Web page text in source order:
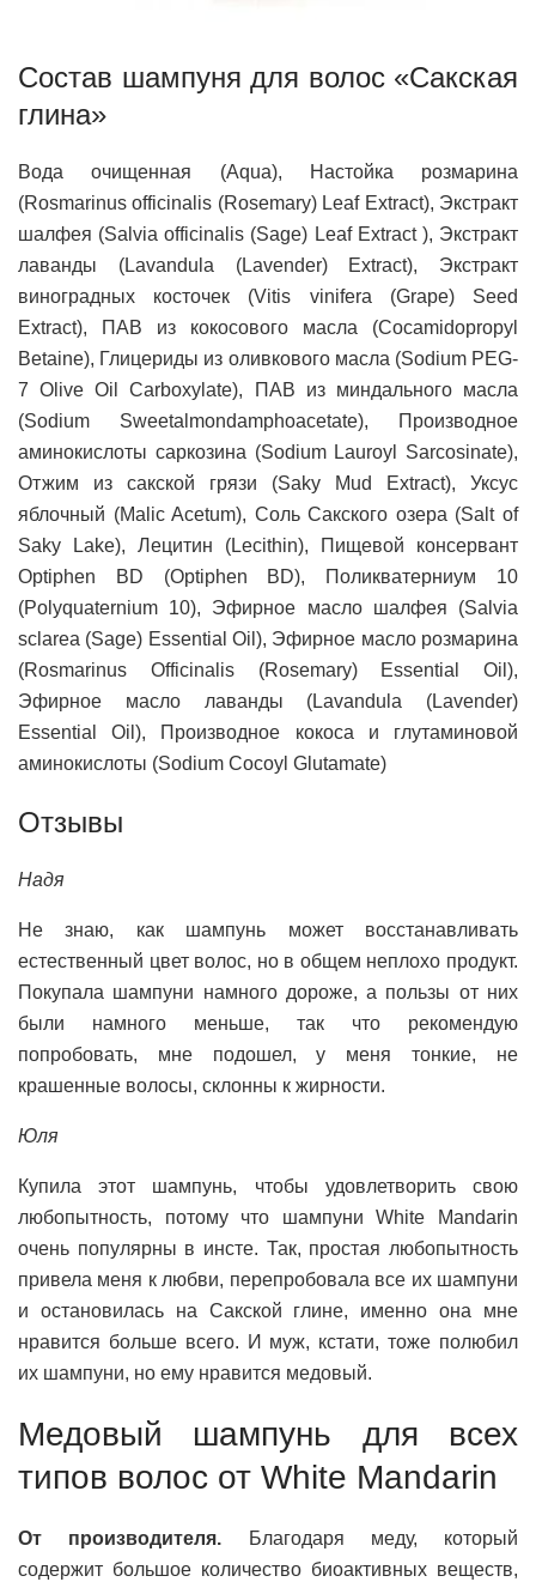
Состав шампуня для волос «Сакская
глина»
Вода очищенная (Aqua), Настойка розмарина
(Rosmarinus officinalis (Rosemary) Leaf Extract), Экстракт
шалфея (Salvia officinalis (Sage) Leaf Extract ), Экстракт
лаванды (Lavandula (Lavender) Extract), Экстракт
виноградных косточек (Vitis vinifera (Grape) Seed
Extract), ПАВ из кокосового масла (Cocamidopropyl
Betaine), Глицериды из оливкового масла (Sodium PEG-
7 Olive Oil Carboxylate), ПАВ из миндального масла
(Sodium Sweetalmondamphoacetate), Производное
аминокислоты саркозина (Sodium Lauroyl Sarcosinate),
Отжим из сакской грязи (Saky Mud Extract), Уксус
яблочный (Malic Acetum), Соль Сакского озера (Salt of
Saky Lake), Лецитин (Lecithin), Пищевой консервант
Optiphen BD (Optiphen BD), Поликватерниум 10
(Polyquaternium 10), Эфирное масло шалфея (Salvia
sclarea (Sage) Essential Oil), Эфирное масло розмарина
(Rosmarinus Officinalis (Rosemary) Essential Oil),
Эфирное масло лаванды (Lavandula (Lavender)
Essential Oil), Производное кокоса и глутаминовой
аминокислоты (Sodium Cocoyl Glutamate)
Отзывы
Надя
Не знаю, как шампунь может восстанавливать
естественный цвет волос, но в общем неплохо продукт.
Покупала шампуни намного дороже, а пользы от них
были намного меньше, так что рекомендую
попробовать, мне подошел, у меня тонкие, не
крашенные волосы, склонны к жирности.
Юля
Купила этот шампунь, чтобы удовлетворить свою
любопытность, потому что шампуни White Mandarin
очень популярны в инсте. Так, простая любопытность
привела меня к любви, перепробовала все их шампуни
и остановилась на Сакской глине, именно она мне
нравится больше всего. И муж, кстати, тоже полюбил
их шампуни, но ему нравится медовый.
Медовый шампунь для всех
типов волос от White Mandarin
От производителя. Благодаря меду, который
содержит большое количество биоактивных веществ,